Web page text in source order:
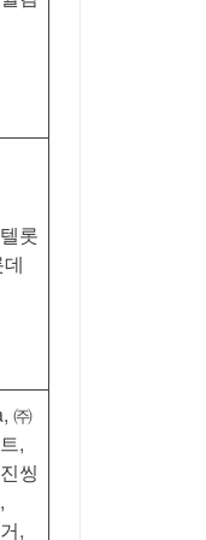
롯
㈜
,
씽
,